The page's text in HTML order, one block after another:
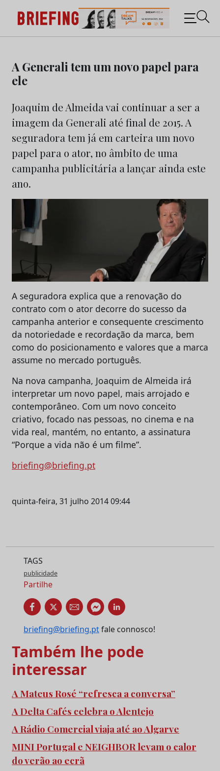
content
Briefing: Todas as notícias sobre os negócios do
Marketing e da Publicidade
A Generali tem um novo papel para
ele
Joaquim de Almeida vai continuar a ser a
imagem da Generali até final de 2015. A
seguradora tem já em carteira um novo
papel para o ator, no âmbito de uma
campanha publicitária a lançar ainda este
ano.
A seguradora explica que a renovação do
contrato com o ator decorre do sucesso da
campanha anterior e consequente crescimento
da notoriedade e recordação da marca, bem
como do posicionamento e valores que a marca
assume no mercado português.
Na nova campanha, Joaquim de Almeida irá
interpretar um novo papel, mais arrojado e
contemporâneo. Com um novo conceito
criativo, focado nas pessoas, no cinema e na
vida real, mantém, no entanto, a assinatura
“Porque a vida não é um filme”.
briefing@briefing.pt
quinta-feira, 31 julho 2014 09:44
TAGS
publicidade
Partilhe
briefing@briefing.ptfale connosco!
Também lhe pode
interessar
A Mateus Rosé “refresca a conversa”
A Delta Cafés celebra o Alentejo
A Rádio Comercial viaja até ao Algarve
MINI Portugal e NEIGHBOR levam o calor
do verão ao ecrã